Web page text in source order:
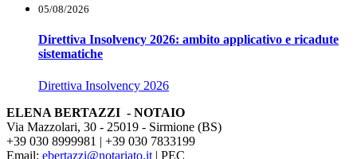
05/08/2026
Direttiva Insolvency 2026: ambito applicativo e ricadute
sistematiche
Direttiva Insolvency 2026
ELENA BERTAZZI - NOTAIO
Via Mazzolari, 30 - 25019 - Sirmione (BS)
+39 030 8999981 | +39 030 7833199
Email: ebertazzi@notariato.it | PEC